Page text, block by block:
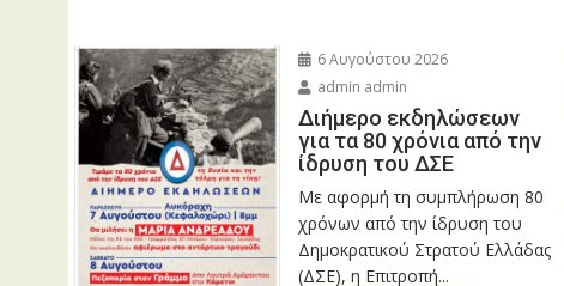
6 Αυγούστου 2026
admin admin
Διήμερο εκδηλώσεων
για τα 80 χρόνια από την
ίδρυση του ΔΣΕ
Με αφορμή τη συμπλήρωση 80
χρόνων από την ίδρυση του
Δημοκρατικού Στρατού Ελλάδας
(ΔΣΕ), η Επιτροπή...